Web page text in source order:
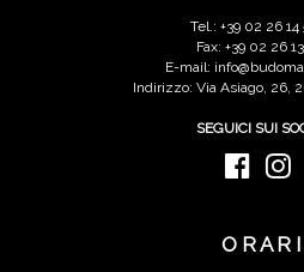
Tel.: +39 02 26 14
Fax: +39 02 26
E-mail:
Indirizzo: Via Asiago, 26,
SEGUICI SUI
ORARI